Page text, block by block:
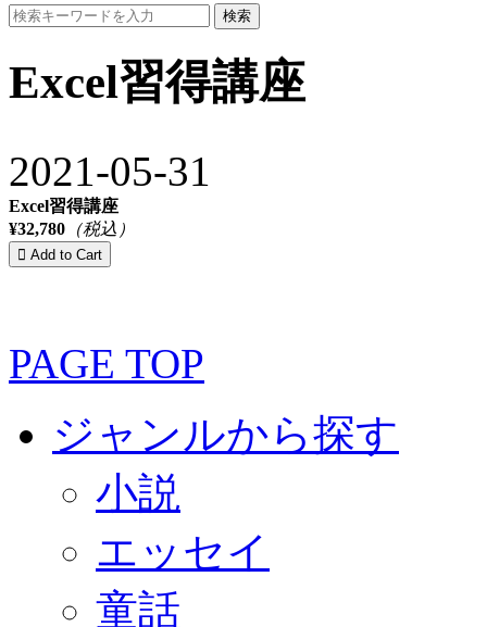
検索
Excel習得講座
2021-05-31
Excel習得講座
¥32,780 （税込）
PAGE TOP
ジャンルから探す
小説
エッセイ
童話